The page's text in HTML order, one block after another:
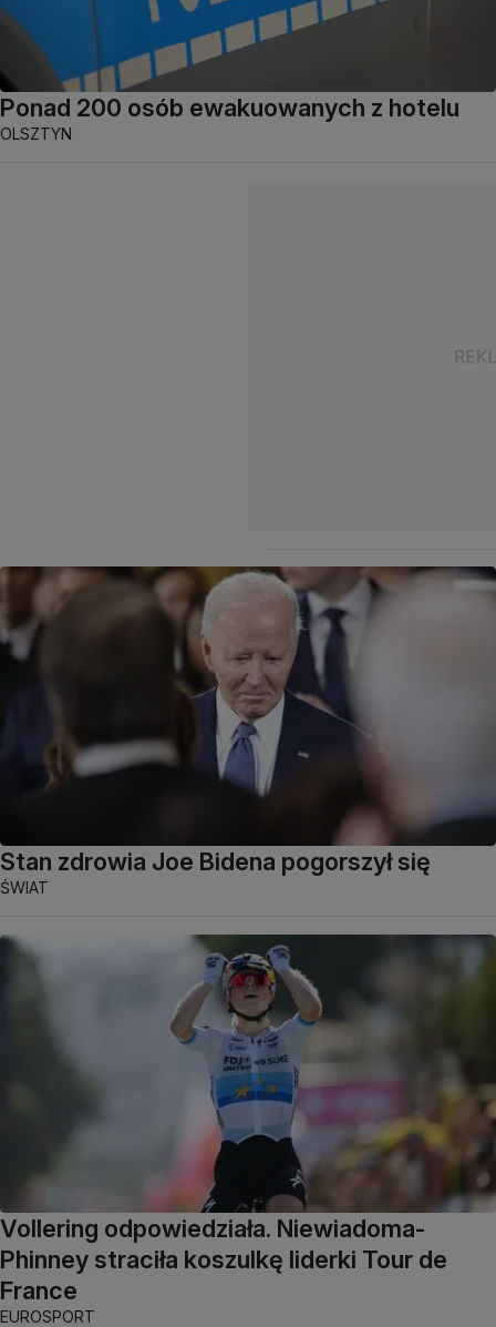
Ponad 200 osób ewakuowanych z hotelu
OLSZTYN
Stan zdrowia Joe Bidena pogorszył się
ŚWIAT
Vollering odpowiedziała. Niewiadoma-
Phinney straciła koszulkę liderki Tour de
France
EUROSPORT